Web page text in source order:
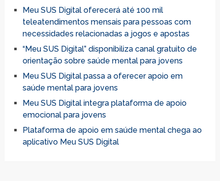
Meu SUS Digital oferecerá até 100 mil
teleatendimentos mensais para pessoas com
necessidades relacionadas a jogos e apostas
“Meu SUS Digital” disponibiliza canal gratuito de
orientação sobre saúde mental para jovens
Meu SUS Digital passa a oferecer apoio em
saúde mental para jovens
Meu SUS Digital integra plataforma de apoio
emocional para jovens
Plataforma de apoio em saúde mental chega ao
aplicativo Meu SUS Digital